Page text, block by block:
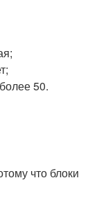
50.
что блоки